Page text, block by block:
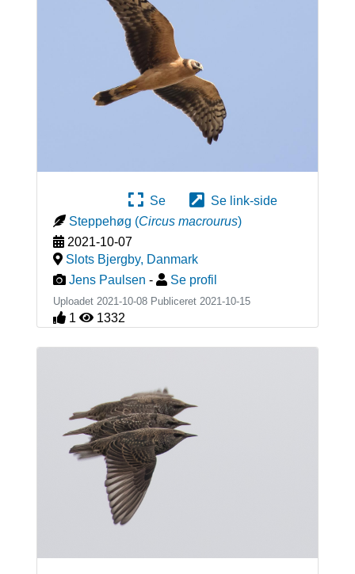
Se
Se link-side
Steppehøg (Circus macrourus)
2021-10-07
Slots Bjergby, Danmark
Jens Paulsen - Se profil
Uploadet 2021-10-08 Publiceret 2021-10-15
1 1332